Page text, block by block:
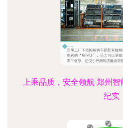
上乘品质，安全领航 郑州
纪实